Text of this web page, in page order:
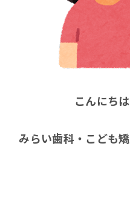
こんにちは
みらい歯科・こども